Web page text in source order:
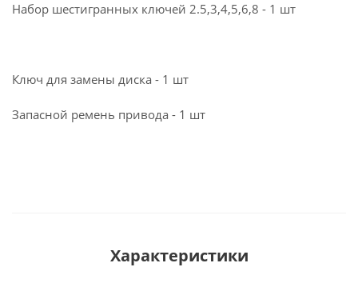
Набор шестигранных ключей 2.5,3,4,5,6,8 - 1 шт
Ключ для замены диска - 1 шт
Запасной ремень привода - 1 шт
Характеристики